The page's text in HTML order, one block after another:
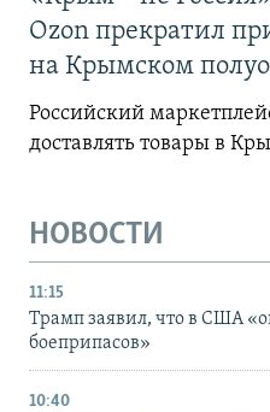
Ozon прекратил
на Крымском
Российский
доставлять товары в
НОВОСТИ
11:15
Трамп заявил, что в США
боеприпасов»
10:40